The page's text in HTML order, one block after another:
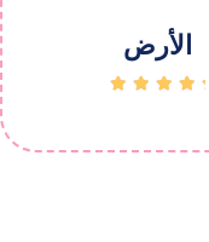
الأرض
5